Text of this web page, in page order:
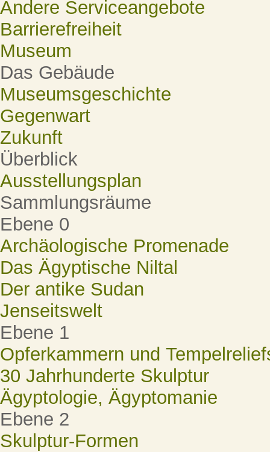
Andere Serviceangebote
Barrierefreiheit
Museum
Das Gebäude
Museumsgeschichte
Gegenwart
Zukunft
Überblick
Ausstellungsplan
Sammlungsräume
Ebene 0
Archäologische Promenade
Das Ägyptische Niltal
Der antike Sudan
Jenseitswelt
Ebene 1
Opferkammern und
30 Jahrhunderte Skulptur
Ägyptologie, Ägyptomanie
Ebene 2
Skulptur-Formen